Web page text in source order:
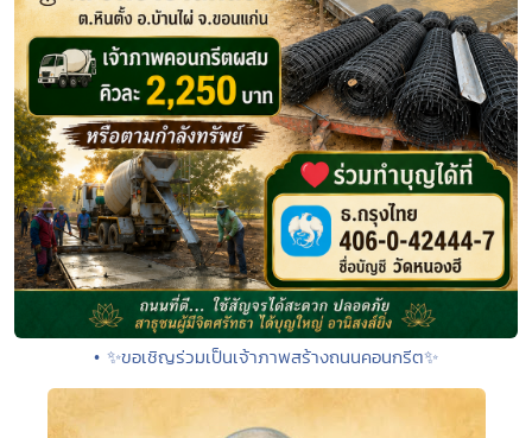
• ✨ขอเชิญร่วมเป็นเจ้าภาพสร้างถนนคอนกรีต✨